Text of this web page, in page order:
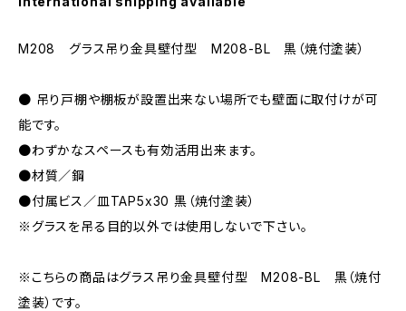
M208 グラス吊り金具壁付型 M208-BL 黒（焼付塗装）
● 吊り戸棚や棚板が設置出来ない場所でも壁面に取付けが可
能です。
●わずかなスペースも有効活用出来ます。
●材質／鋼
●付属ビス／皿TAP5x30 黒（焼付塗装）
※グラスを吊る目的以外では使用しないで下さい。
※こちらの商品はグラス吊り金具壁付型 M208-BL 黒（焼付
塗装）です。